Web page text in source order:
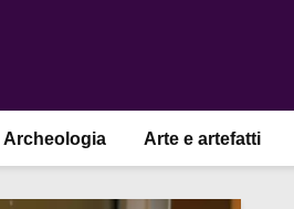
Archeologia Arte e artefatti